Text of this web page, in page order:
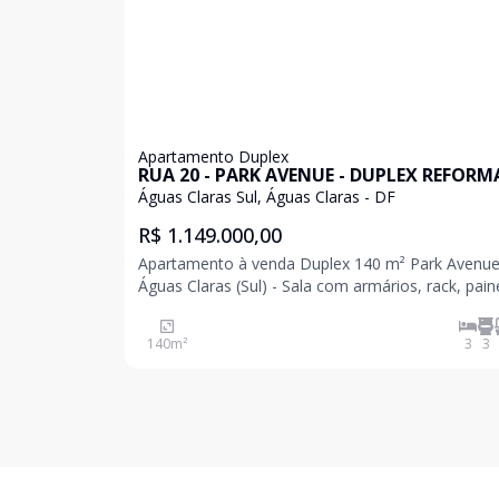
Apartamento Duplex
RUA 20 - PARK AVENUE - DUPLEX
- DESOCUPADO - NASCENTE - ACEITA
Águas Claras Sul, Águas Claras - DF
R$ 1.149.000,00
Apartamento à venda Duplex 140 m² Park
Águas Claras (Sul) - Sala com armários, rack, painel e
planejados de alta qualidade - 03 quartos, sendo
suíte com closet, todos com armários planejados
140m² 3 3